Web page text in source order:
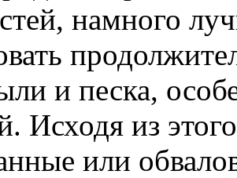
намного
и песка,
Исходя из
или